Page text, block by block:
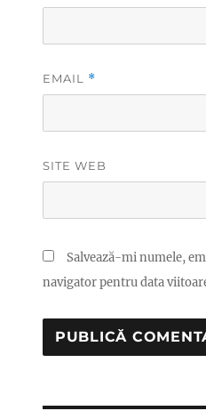
EMAIL *
SITE WEB
Salvează-mi numele,
navigator pentru data